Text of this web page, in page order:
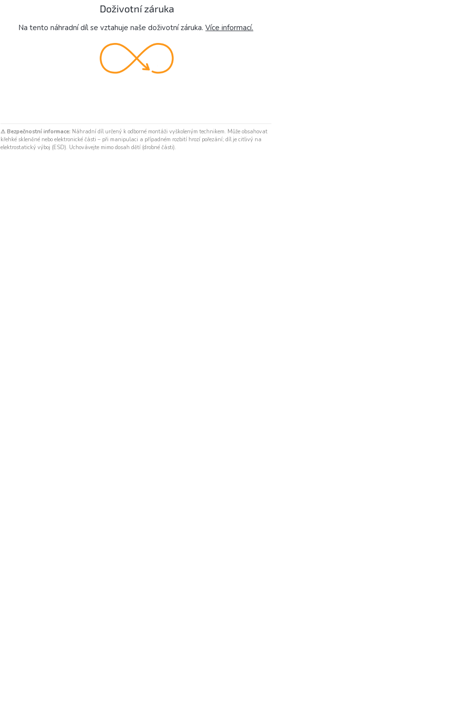
Doživotní záruka
Na tento náhradní díl se vztahuje naše doživotní záruka.Více informací.
⚠ Bezpečnostní informace: Náhradní díl určený k odborné montáži vyškoleným technikem. Může obsahovat
křehké skleněné nebo elektronické části – při manipulaci a případném rozbití hrozí pořezání; díl je citlivý na
elektrostatický výboj (ESD). Uchovávejte mimo dosah dětí (drobné části).